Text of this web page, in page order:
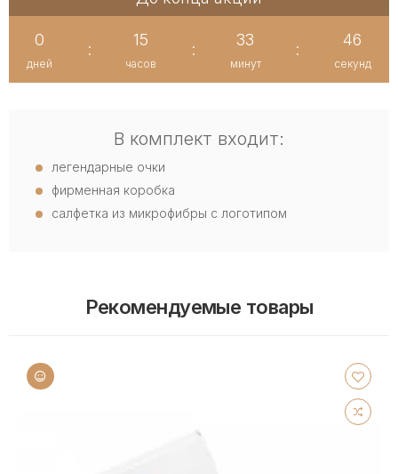
0
дней
:
15
часов
:
33
минут
:
46
секунд
В комплект входит:
легендарные очки
фирменная коробка
салфетка из микрофибры с логотипом
Рекомендуемые товары